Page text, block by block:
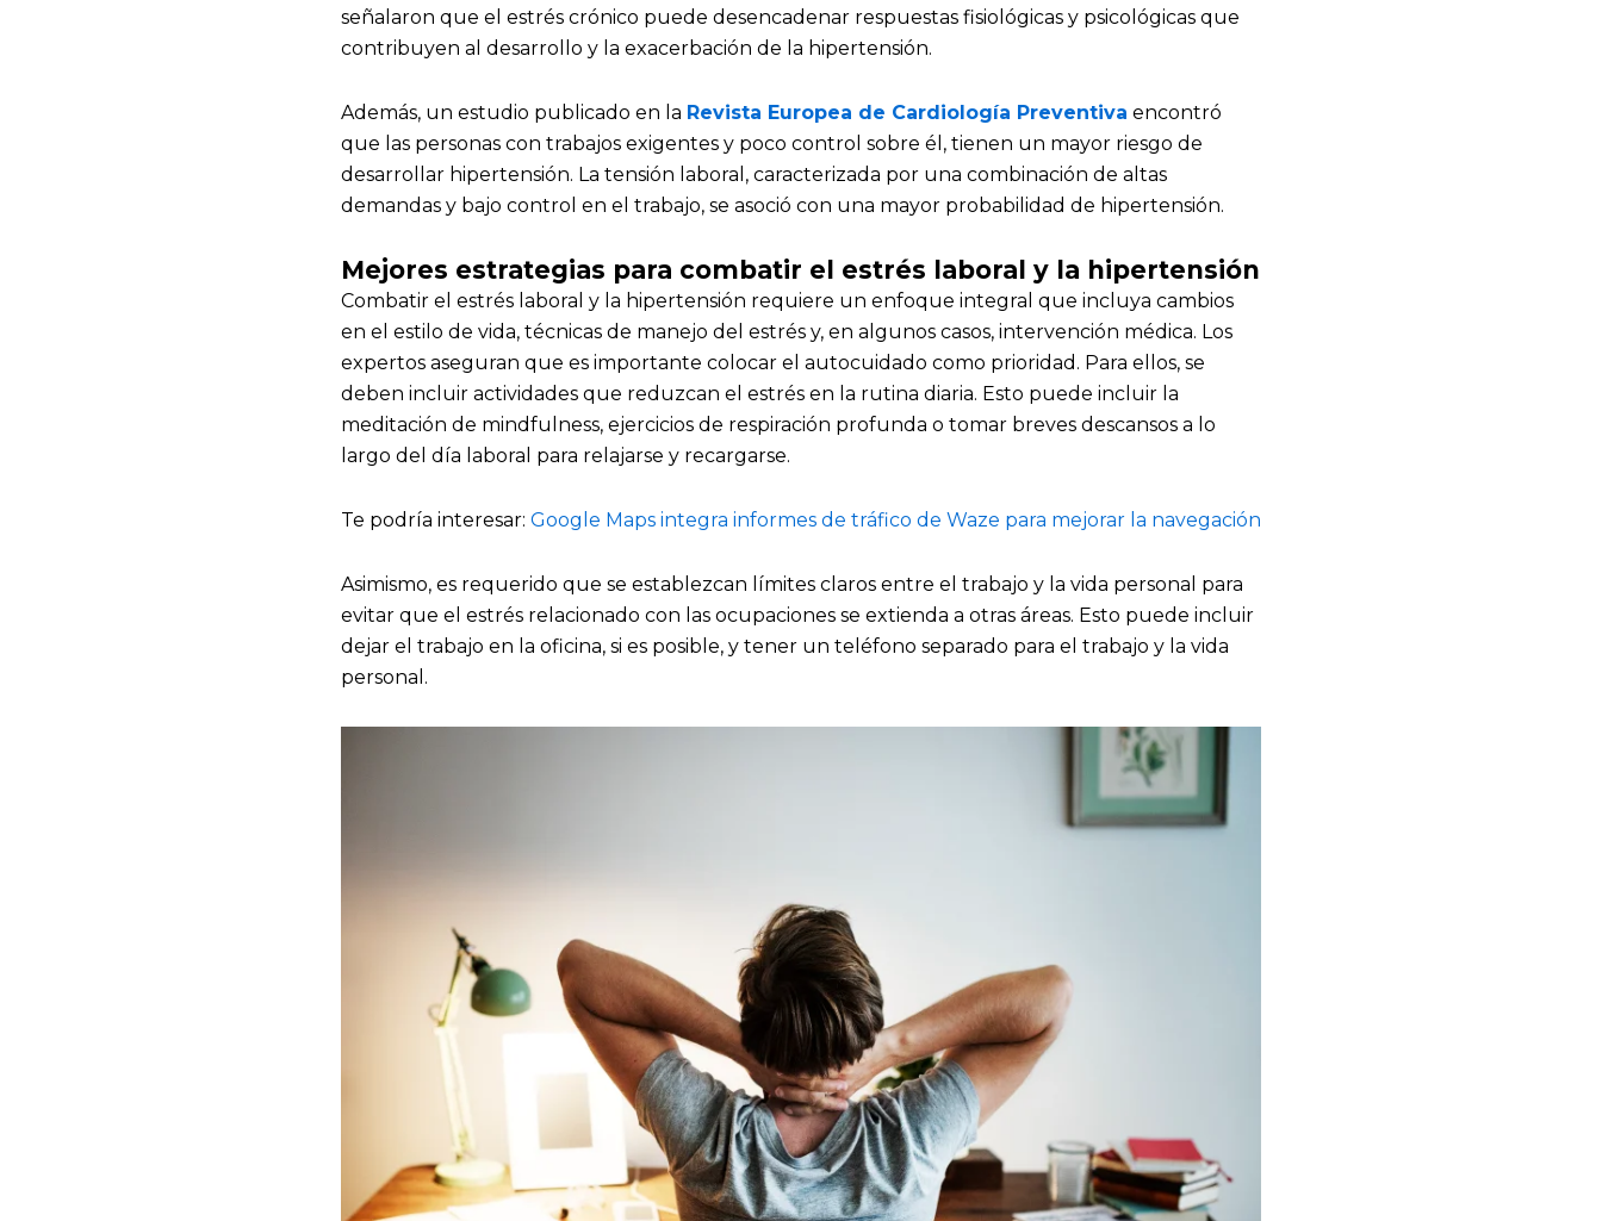
señalaron que el estrés crónico puede desencadenar respuestas fisiológicas y psicológicas que
contribuyen al desarrollo y la exacerbación de la hipertensión.
Además, un estudio publicado en la Revista Europea de Cardiología Preventiva encontró
que las personas con trabajos exigentes y poco control sobre él, tienen un mayor riesgo de
desarrollar hipertensión. La tensión laboral, caracterizada por una combinación de altas
demandas y bajo control en el trabajo, se asoció con una mayor probabilidad de hipertensión.
Mejores estrategias para combatir el estrés laboral y la hipertensión
Combatir el estrés laboral y la hipertensión requiere un enfoque integral que incluya cambios
en el estilo de vida, técnicas de manejo del estrés y, en algunos casos, intervención médica. Los
expertos aseguran que es importante colocar el autocuidado como prioridad. Para ellos, se
deben incluir actividades que reduzcan el estrés en la rutina diaria. Esto puede incluir la
meditación de mindfulness, ejercicios de respiración profunda o tomar breves descansos a lo
largo del día laboral para relajarse y recargarse.
Te podría interesar: Google Maps integra informes de tráfico de Waze para mejorar la navegación
Asimismo, es requerido que se establezcan límites claros entre el trabajo y la vida personal para
evitar que el estrés relacionado con las ocupaciones se extienda a otras áreas. Esto puede incluir
dejar el trabajo en la oficina, si es posible, y tener un teléfono separado para el trabajo y la vida
personal.